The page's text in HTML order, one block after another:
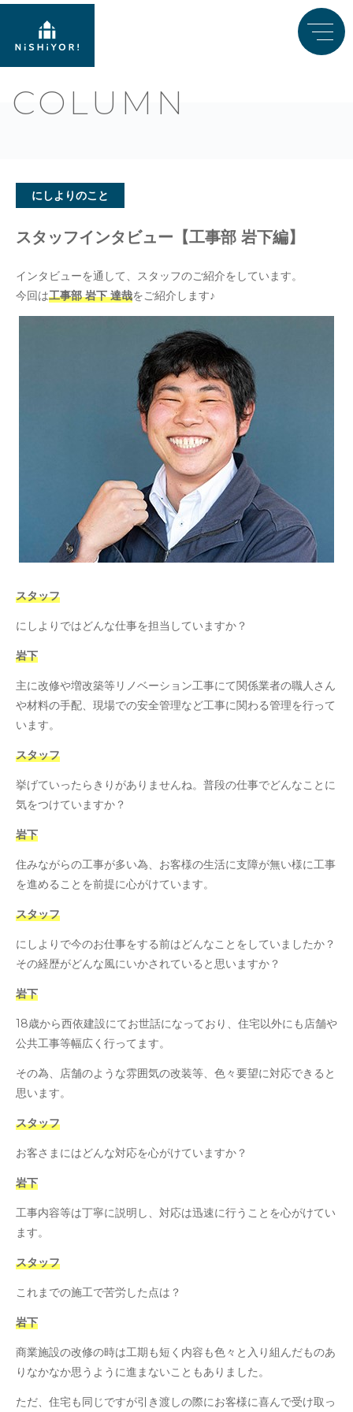
COLUMN
にしよりのこと
スタッフインタビュー【工事部 岩下編】
インタビューを通して、スタッフのご紹介をしています。
今回は工事部 岩下 達哉をご紹介します♪
スタッフ
にしよりではどんな仕事を担当していますか？
岩下
主に改修や増改築等リノベーション工事にて関係業者の職人さん
や材料の手配、現場での安全管理など工事に関わる管理を行って
います。
スタッフ
挙げていったらきりがありませんね。普段の仕事でどんなことに
気をつけていますか？
岩下
住みながらの工事が多い為、お客様の生活に支障が無い様に工事
を進めることを前提に心がけています。
スタッフ
にしよりで今のお仕事をする前はどんなことをしていましたか？
その経歴がどんな風にいかされていると思いますか？
岩下
18歳から西依建設にてお世話になっており、住宅以外にも店舗や
公共工事等幅広く行ってます。
その為、店舗のような雰囲気の改装等、色々要望に対応できると
思います。
スタッフ
お客さまにはどんな対応を心がけていますか？
岩下
工事内容等は丁寧に説明し、対応は迅速に行うことを心がけてい
ます。
スタッフ
これまでの施工で苦労した点は？
岩下
商業施設の改修の時は工期も短く内容も色々と入り組んだものあ
りなかなか思うように進まないこともありました。
ただ、住宅も同じですが引き渡しの際にお客様に喜んで受け取っ